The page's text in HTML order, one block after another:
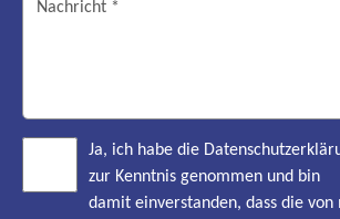
Ja, ich habe die
zur Kenntnis genommen und bin
damit einverstanden, dass die von